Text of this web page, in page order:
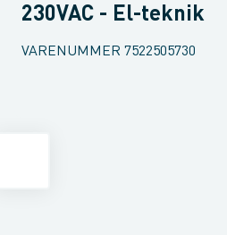
230VAC - El-teknik
VARENUMMER 7522505730